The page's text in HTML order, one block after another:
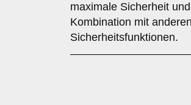
maximale Sicherheit
Kombination mit
Sicherheitsfunktionen.